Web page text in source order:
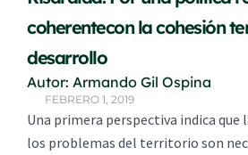
coherentecon la cohesión
desarrollo
Autor: Armando Gil Ospina
FEBRERO 1, 2019
Una primera perspectiva indica que
los problemas del territorio son